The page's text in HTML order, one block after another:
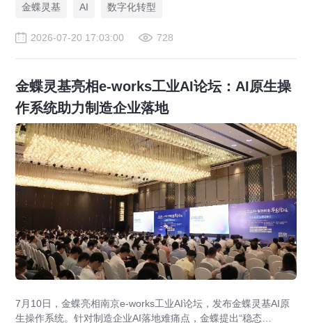
金蝶灵基
AI 数字化转型
2026-07-20 17:03:00 728
金蝶灵基亮相e-works工业AI论坛：AI原生操
作系统助力制造企业落地​
7月10日，金蝶亮相南京e-works工业AI论坛，发布金蝶灵基AI原
生操作系统。针对制造企业AI落地难痛点，金蝶提出“稳态